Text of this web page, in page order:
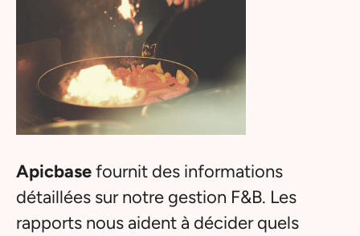
Apicbasefournit des informations
détaillées sur notre gestion F&B. Les
rapports nous aident à décider quels